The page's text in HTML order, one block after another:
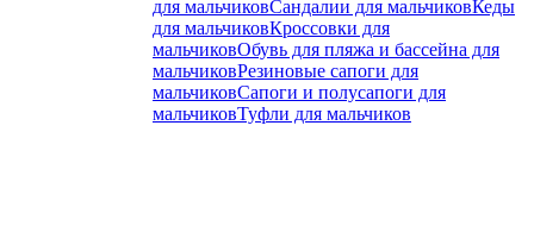
для мальчиковСандалии для мальчиковКеды
для мальчиковКроссовки для
мальчиковОбувь для пляжа и бассейна для
мальчиковРезиновые сапоги для
мальчиковСапоги и полусапоги для
мальчиковТуфли для мальчиков